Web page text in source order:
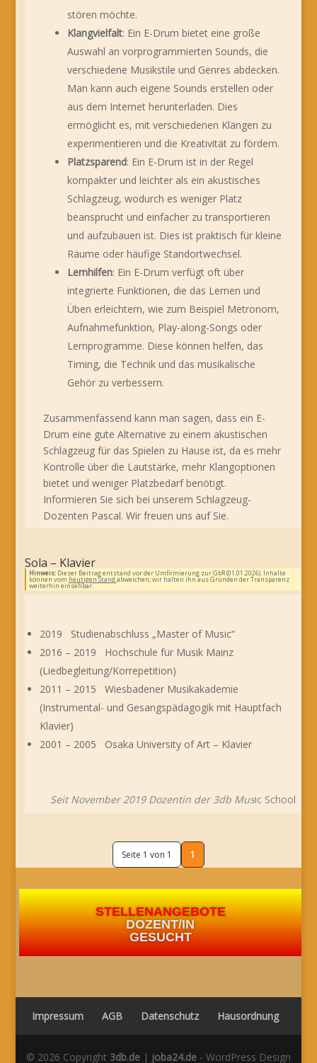
stören möchte.
Klangvielfalt: Ein E-Drum bietet eine große
Auswahl an vorprogrammierten Sounds, die
verschiedene Musikstile und Genres abdecken.
Man kann auch eigene Sounds erstellen oder
aus dem Internet herunterladen. Dies
ermöglicht es, mit verschiedenen Klängen zu
experimentieren und die Kreativität zu fördern.
Platzsparend: Ein E-Drum ist in der Regel
kompakter und leichter als ein akustisches
Schlagzeug, wodurch es weniger Platz
beansprucht und einfacher zu transportieren
und aufzubauen ist. Dies ist praktisch für kleine
Räume oder häufige Standortwechsel.
Lernhilfen: Ein E-Drum verfügt oft über
integrierte Funktionen, die das Lernen und
Üben erleichtern, wie zum Beispiel Metronom,
Aufnahmefunktion, Play-along-Songs oder
Lernprogramme. Diese können helfen, das
Timing, die Technik und das musikalische
Gehör zu verbessern.
Zusammenfassend kann man sagen, dass ein E-
Drum eine gute Alternative zu einem akustischen
Schlagzeug für das Spielen zu Hause ist, da es mehr
Kontrolle über die Lautstärke, mehr Klangoptionen
bietet und weniger Platzbedarf benötigt.
Informieren Sie sich bei unserem Schlagzeug-
Dozenten Pascal. Wir freuen uns auf Sie.
Sola – Klavier
Hinweis:Dieser Beitrag entstand vor der Umfirmierung zur GbR (01.01.2026). Inhalte
können vom heutigen Stand abweichen; wir halten ihn aus Gründen der Transparenz
weiterhin einsehbar.
2019 Studienabschluss „Master of Music“
2016 – 2019 Hochschule für Musik Mainz
(Liedbegleitung/Korrepetition)
2011 – 2015 Wiesbadener Musikakademie
(Instrumental- und Gesangspädagogik mit Hauptfach
Klavier)
2001 – 2005 Osaka University of Art – Klavier
Seit November 2019 Dozentin der 3db Music School
Seite 1 von 1 1
STELLENANGEBOTE
DOZENT/IN
GESUCHT
Impressum AGB Datenschutz Hausordnung
© 2026 Copyright 3db.de | joba24.de - WordPress Design